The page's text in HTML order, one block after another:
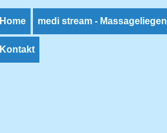
Home medi stream - Massageliegen
Kontakt